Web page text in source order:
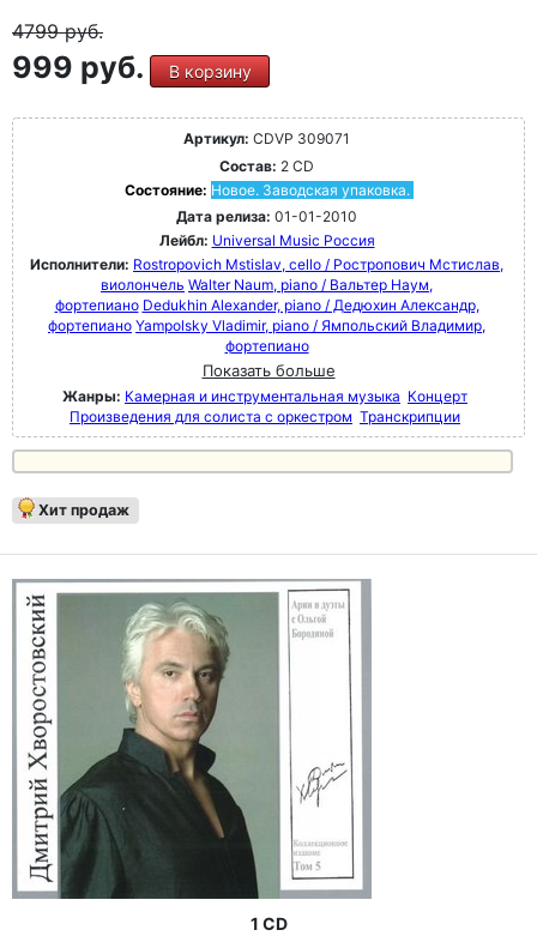
4799руб.
999 руб. В корзину
Артикул: CDVP 309071
Состав: 2 CD
Состояние: Новое. Заводская упаковка.
Дата релиза: 01-01-2010
Лейбл: Universal Music Россия
Исполнители: Rostropovich Mstislav, cello / Ростропович Мстислав,
виолончель Walter Naum, piano / Вальтер Наум,
фортепиано Dedukhin Alexander, piano / Дедюхин Александр,
фортепиано Yampolsky Vladimir, piano / Ямпольский Владимир,
фортепиано
Показать больше
Жанры: Камерная и инструментальная музыка Концерт
Произведения для солиста с оркестром Транскрипции
Хит продаж
1 CD